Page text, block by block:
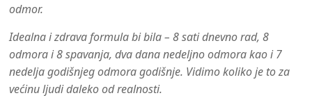
odmor.
Idealna i zdrava formula bi bila – 8 sati dnevno rad, 8
odmora i 8 spavanja, dva dana nedeljno odmora kao i 7
nedelja godišnjeg odmora godišnje. Vidimo koliko je to za
većinu ljudi daleko od realnosti.